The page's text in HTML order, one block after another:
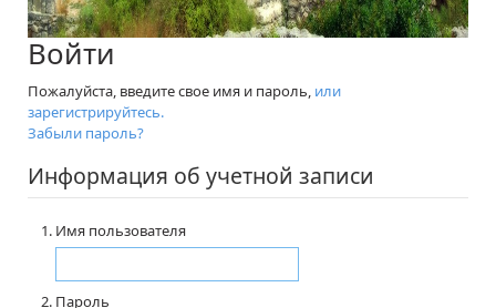
Войти
Пожалуйста, введите свое имя и пароль, или
зарегистрируйтесь.
Забыли пароль?
Информация об учетной записи
Имя пользователя
Пароль